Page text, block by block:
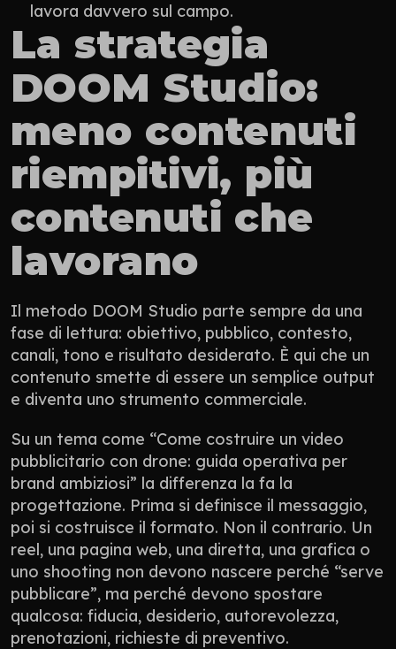
lavora davvero sul campo.
La strategia
DOOM Studio:
meno contenuti
riempitivi, più
contenuti che
lavorano
Il metodo DOOM Studio parte sempre da una
fase di lettura: obiettivo, pubblico, contesto,
canali, tono e risultato desiderato. È qui che un
contenuto smette di essere un semplice output
e diventa uno strumento commerciale.
Su un tema come “Come costruire un video
pubblicitario con drone: guida operativa per
brand ambiziosi” la differenza la fa la
progettazione. Prima si definisce il messaggio,
poi si costruisce il formato. Non il contrario. Un
reel, una pagina web, una diretta, una grafica o
uno shooting non devono nascere perché “serve
pubblicare”, ma perché devono spostare
qualcosa: fiducia, desiderio, autorevolezza,
prenotazioni, richieste di preventivo.